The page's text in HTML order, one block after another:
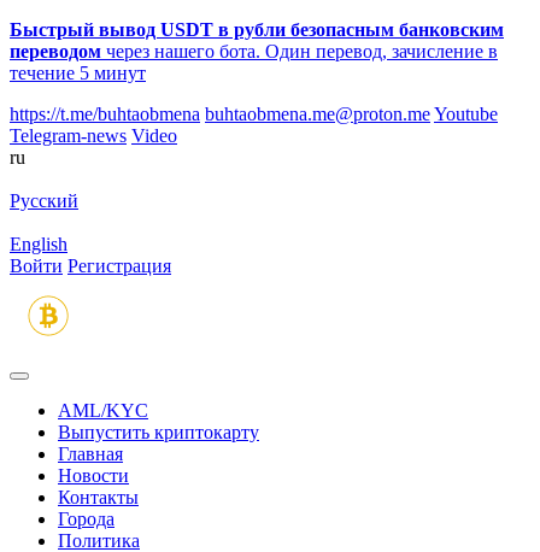
Быстрый вывод USDT в рубли безопасным банковским
переводом через нашего бота. Один перевод, зачисление в
течение 5 минут
https://t.me/buhtaobmena buhtaobmena.me@proton.meYoutube
Telegram-news Video
ru
Русский
English
Войти Регистрация
AML/KYC
Выпустить криптокарту
Главная
Новости
Контакты
Города
Политика